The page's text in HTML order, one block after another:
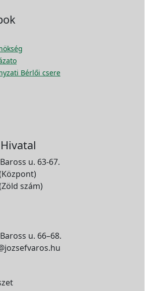
Bérlői csere
u. 63-67.
szám)
u. 66–68.